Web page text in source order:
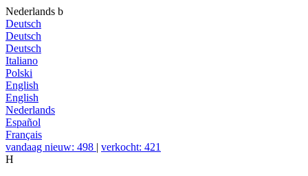
Nederlands b
Deutsch
Deutsch
Deutsch
Italiano
Polski
English
English
Nederlands
Español
Français
vandaag nieuw: 498 | verkocht: 421
H